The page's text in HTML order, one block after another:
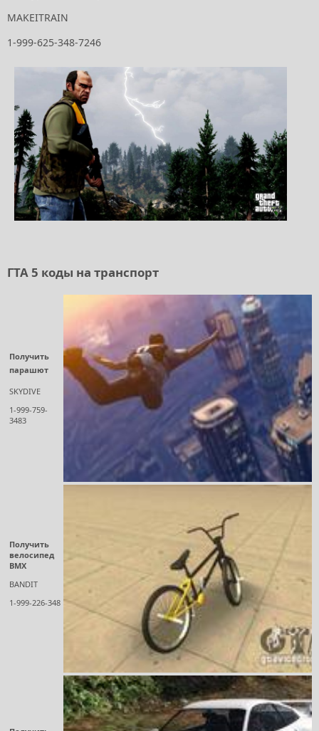
MAKEITRAIN
1-999-625-348-7246
ГТА 5 коды на транспорт
Получить
парашют
SKYDIVE
1-999-759-
3483
Получить
велосипед
BMX
BANDIT
1-999-226-348